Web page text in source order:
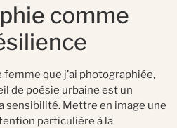
comme
femme que j’ai photographiée,
de poésie urbaine est un
sensibilité. Mettre en image une
particulière à la